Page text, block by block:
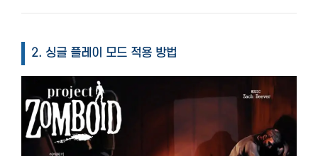
2. 싱글 플레이 모드 적용 방법